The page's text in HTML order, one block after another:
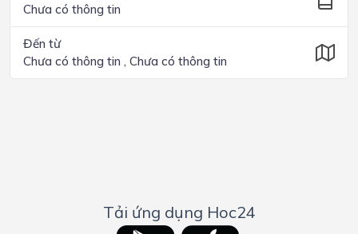
Chưa có thông tin
Đến từ
Chưa có thông tin , Chưa có thông tin
Tải ứng dụng Hoc24